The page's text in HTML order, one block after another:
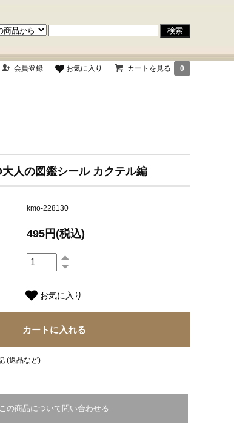
会員登録 お気に入り カートを見る 0
人の図鑑シール カクテル編
kmo-228130
495円(税込)
お気に入り
(返品など)
この商品について問い合わせる